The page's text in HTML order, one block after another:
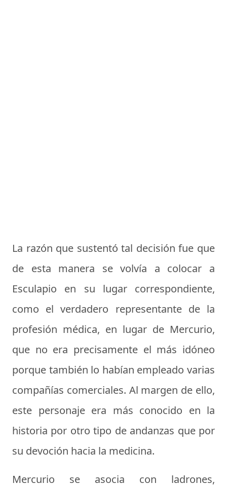
La razón que sustentó tal decisión fue que
de esta manera se volvía a colocar a
Esculapio en su lugar correspondiente,
como el verdadero representante de la
profesión médica, en lugar de Mercurio,
que no era precisamente el más idóneo
porque también lo habían empleado varias
compañías comerciales. Al margen de ello,
este personaje era más conocido en la
historia por otro tipo de andanzas que por
su devoción hacia la medicina.
Mercurio se asocia con ladrones,